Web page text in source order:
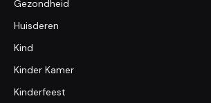
Gezondheid
Huisderen
Kind
Kinder Kamer
Kinderfeest